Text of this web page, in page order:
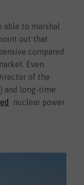
to marshal
out that
compared
Even
of the
and long-time
nuclear power